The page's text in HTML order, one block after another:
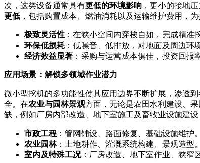
次，这类设备通常具有更低的环境影响 ，更小的接地
更低 ，包括购置成本、燃油消耗以及运输维护费用，
极致灵活性 ：在狭小空间内穿梭自如，完成精准
环保低损耗 ：低噪音、低排放，对地面及周边环
经济效益显著 ：采购与运营成本俱佳，投资回报
应用场景：解锁多领域作业潜力
微小型挖机的多功能性使其应用边界不断扩展，渗透
全。在农业与园林景观方面，无论是农田水利建设、
缺，例如厂房内部改造、地下室施工及畜牧业设施建设
市政工程 ：管网铺设、路面修复、基础设施维护。
农业园林：土地耕作、灌溉系统构建、景观造型。
室内及特殊工况：厂房改造、地下室作业、狭窄